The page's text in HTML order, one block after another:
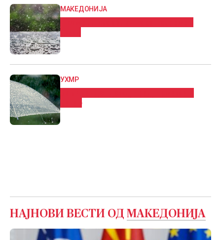
МАКЕДОНИЈА
УХМР
ветер
НАЈНОВИ ВЕСТИ ОД МАКЕДОНИЈА